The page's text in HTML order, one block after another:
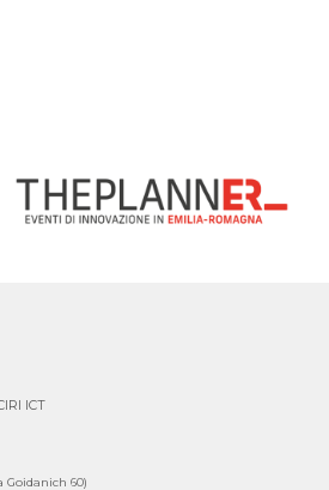
ICT
Goidanich 60)